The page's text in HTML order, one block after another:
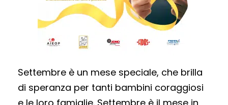
Settembre è un mese speciale, che brilla
di speranza per tanti bambini coraggiosi